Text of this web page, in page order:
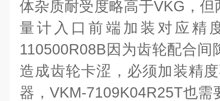
体杂质耐受度略高于VKG ，
量计入口前端加装对应精
110500R08B因为齿轮配合间
造成齿轮卡涩，必须加装精
器，VKM-7109K04R25T也需